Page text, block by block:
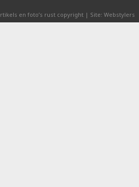
en foto’s rust copyright | Site: Webstylers